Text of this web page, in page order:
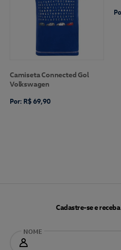
Camiseta Connected Gol
Volkswagen
Por: R$ 69,90
Cadastre-se e
NOME